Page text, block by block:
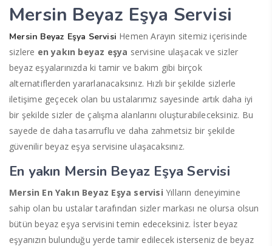
Mersin Beyaz Eşya Servisi
Mersin Beyaz Eşya Servisi Hemen Arayın sitemiz içerisinde
sizlere en yakın beyaz eşya servisine ulaşacak ve sizler
beyaz eşyalarınızda ki tamir ve bakım gibi birçok
alternatiflerden yararlanacaksınız. Hızlı bir şekilde sizlerle
iletişime geçecek olan bu ustalarımız sayesinde artık daha iyi
bir şekilde sizler de çalışma alanlarını oluşturabileceksiniz. Bu
sayede de daha tasarruflu ve daha zahmetsiz bir şekilde
güvenilir beyaz eşya servisine ulaşacaksınız.
En yakın Mersin Beyaz Eşya Servisi
Mersin En Yakın Beyaz Eşya servisi Yılların deneyimine
sahip olan bu ustalar tarafından sizler markası ne olursa olsun
bütün beyaz eşya servisini temin edeceksiniz. İster beyaz
eşyanızın bulunduğu yerde tamir edilecek isterseniz de beyaz